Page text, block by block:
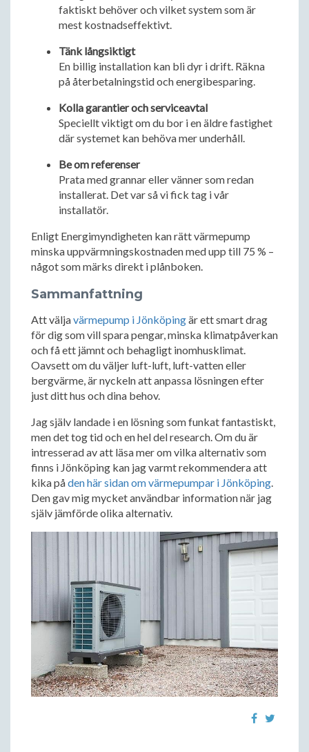
faktiskt behöver och vilket system som är
mest kostnadseffektivt.
Tänk långsiktigt
En billig installation kan bli dyr i drift. Räkna
på återbetalningstid och energibesparing.
Kolla garantier och serviceavtal
Speciellt viktigt om du bor i en äldre fastighet
där systemet kan behöva mer underhåll.
Be om referenser
Prata med grannar eller vänner som redan
installerat. Det var så vi fick tag i vår
installatör.
Enligt Energimyndigheten kan rätt värmepump
minska uppvärmningskostnaden med upp till 75 % –
något som märks direkt i plånboken.
Sammanfattning
Att väljavärmepump i Jönköpingär ett smart drag
för dig som vill spara pengar, minska klimatpåverkan
och få ett jämnt och behagligt inomhusklimat.
Oavsett om du väljer luft-luft, luft-vatten eller
bergvärme, är nyckeln att anpassa lösningen efter
just ditt hus och dina behov.
Jag själv landade i en lösning som funkat fantastiskt,
men det tog tid och en hel del research. Om du är
intresserad av att läsa mer om vilka alternativ som
finns i Jönköping kan jag varmt rekommendera att
kika påden här sidan om värmepumpar i Jönköping
Den gav mig mycket användbar information när jag
själv jämförde olika alternativ.